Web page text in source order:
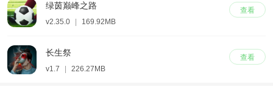
查看
绿茵巅峰之路
v2.35.0 169.92MB
查看
长生祭
v1.7 226.27MB